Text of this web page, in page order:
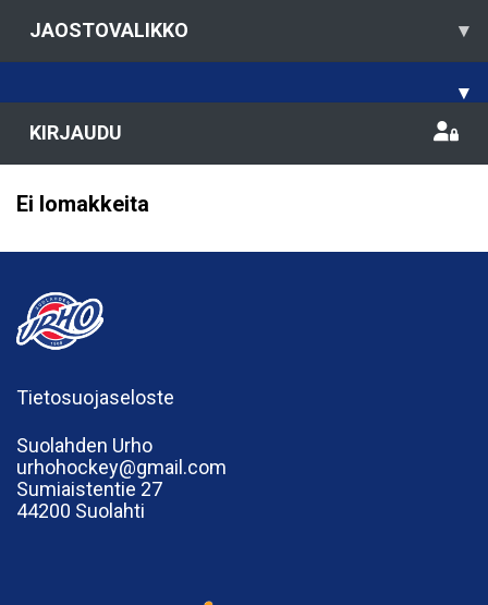
JAOSTOVALIKKO ▾
▾
KIRJAUDU
Ei lomakkeita
Tietosuojaseloste
Suolahden Urho
urhohockey@gmail.com
Sumiaistentie 27
44200 Suolahti